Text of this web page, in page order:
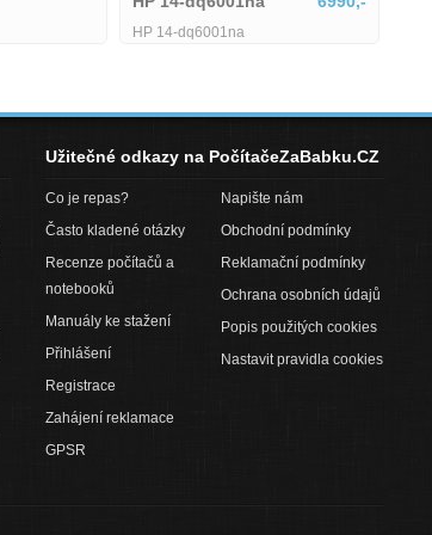
1745514
Užitečné odkazy na PočítačeZaBabku.CZ
Co je repas?
Často kladené otázky
Recenze počítačů a
notebooků
Manuály ke stažení
Přihlášení
Registrace
Zahájení reklamace
GPSR
Napište nám
Obchodní podmínky
Reklamační podmínky
Ochrana osobních údajů
Popis použitých cookies
Nastavit pravidla cookies